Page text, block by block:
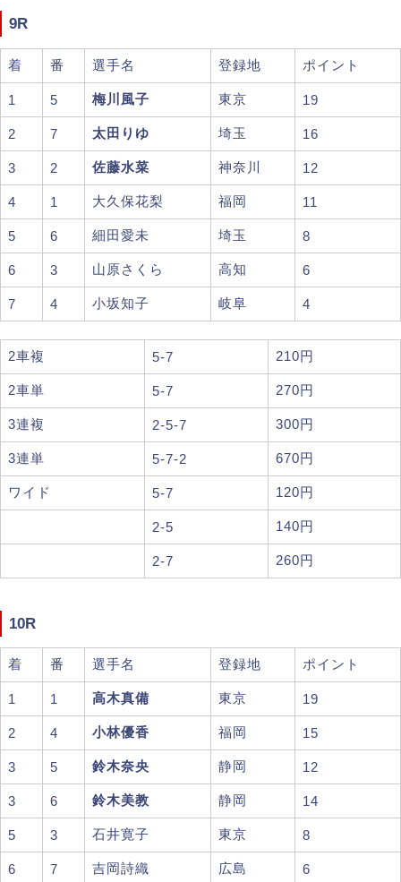
9R
着 番 選手名 登録地 ポイント
1 5 梅川風子 東京 19
2 7 太田りゆ 埼玉 16
3 2 佐藤水菜 神奈川 12
4 1 大久保花梨 福岡 11
5 6 細田愛未 埼玉 8
6 3 山原さくら 高知 6
7 4 小坂知子 岐阜 4
2車複 5-7 210円
2車単 5-7 270円
3連複 2-5-7 300円
3連単 5-7-2 670円
ワイド 5-7 120円
2-5 140円
2-7 260円
10R
着 番 選手名 登録地 ポイント
1 1 高木真備 東京 19
2 4 小林優香 福岡 15
3 5 鈴木奈央 静岡 12
3 6 鈴木美教 静岡 14
5 3 石井寛子 東京 8
6 7 吉岡詩織 広島 6